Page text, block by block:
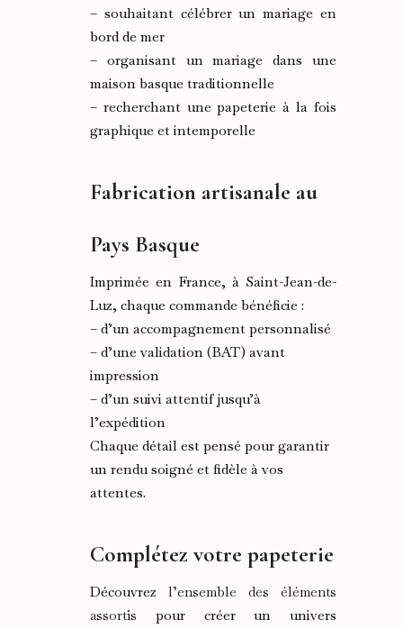
– souhaitant célébrer un mariage en
bord de mer
– organisant un mariage dans une
maison basque traditionnelle
– recherchant une papeterie à la fois
graphique et intemporelle
Fabrication artisanale au
Pays Basque
Imprimée en France, à Saint-Jean-de-
Luz, chaque commande bénéficie :
– d’un accompagnement personnalisé
– d’une validation (BAT) avant
impression
– d’un suivi attentif jusqu’à
l’expédition
Chaque détail est pensé pour garantir
un rendu soigné et fidèle à vos
attentes.
Complétez votre papeterie
Découvrez l’ensemble des éléments
assortis pour créer un univers